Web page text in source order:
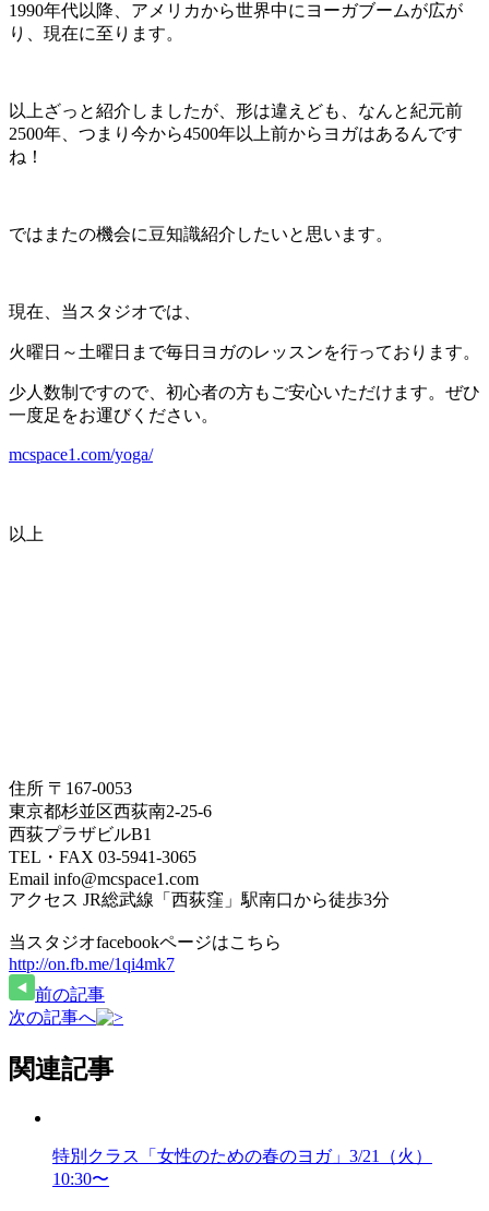
1990年代以降、アメリカから世界中にヨーガブームが広が
り、現在に至ります。
以上ざっと紹介しましたが、形は違えども、なんと紀元前
2500年、つまり今から4500年以上前からヨガはあるんです
ね！
ではまたの機会に豆知識紹介したいと思います。
現在、当スタジオでは、
火曜日～土曜日まで毎日ヨガのレッスンを行っております。
少人数制ですので、初心者の方もご安心いただけます。ぜひ
一度足をお運びください。
mcspace1.com/yoga/
以上
住所 〒167-0053
東京都杉並区西荻南2-25-6
西荻プラザビルB1
TEL・FAX 03-5941-3065
Email info@mcspace1.com
アクセス JR総武線「西荻窪」駅南口から徒歩3分
当スタジオfacebookページはこちら
http://on.fb.me/1qi4mk7
前の記事
次の記事へ
関連記事
特別クラス「女性のための春のヨガ」3/21（火）
10:30〜